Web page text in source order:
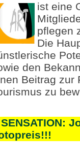
ist eine
pflegen
Die
den
Beitrag zur
zu
SENSATION: